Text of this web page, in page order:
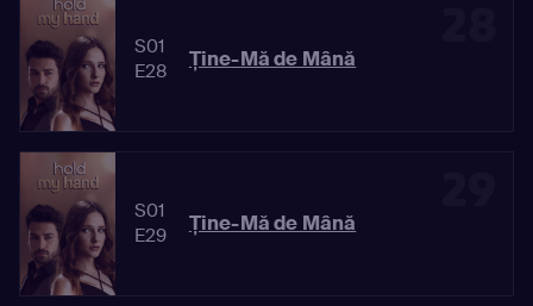
S01
E28
Ține-Mă de Mână
S01
E29
Ține-Mă de Mână